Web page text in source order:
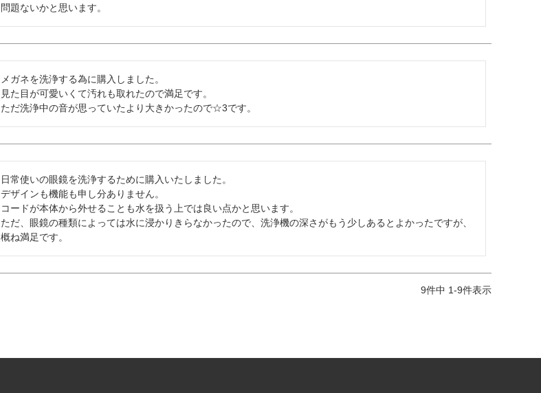
問題ないかと思います。
メガネを洗浄する為に購入しました。
見た目が可愛いくて汚れも取れたので満足です。
ただ洗浄中の音が思っていたより大きかったので☆3です。
日常使いの眼鏡を洗浄するために購入いたしました。
デザインも機能も申し分ありません。
コードが本体から外せることも水を扱う上では良い点かと思います。
ただ、眼鏡の種類によっては水に浸かりきらなかったので、洗浄機の深さがもう少しあるとよかったですが、
概ね満足です。
9件中 1-9件表示